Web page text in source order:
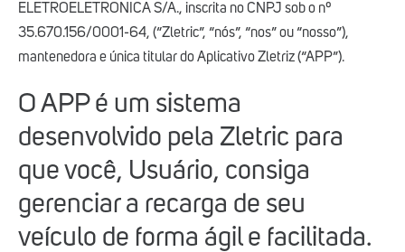
ELETROELETRONICA S/A., inscrita no CNPJ sob o nº
35.670.156/0001-64, (“Zletric”, “nós”, “nos” ou “nosso”),
mantenedora e única titular do Aplicativo Zletriz (“APP”).
O APP é um sistema
desenvolvido pela Zletric para
que você, Usuário, consiga
gerenciar a recarga de seu
veículo de forma ágil e facilitada.